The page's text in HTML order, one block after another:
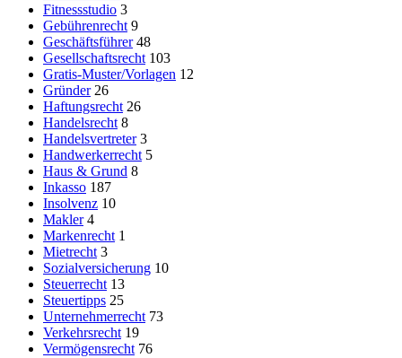
Fitnessstudio 3
Gebührenrecht 9
Geschäftsführer 48
Gesellschaftsrecht 103
Gratis-Muster/Vorlagen 12
Gründer 26
Haftungsrecht 26
Handelsrecht 8
Handelsvertreter 3
Handwerkerrecht 5
Haus & Grund 8
Inkasso 187
Insolvenz 10
Makler 4
Markenrecht 1
Mietrecht 3
Sozialversicherung 10
Steuerrecht 13
Steuertipps 25
Unternehmerrecht 73
Verkehrsrecht 19
Vermögensrecht 76